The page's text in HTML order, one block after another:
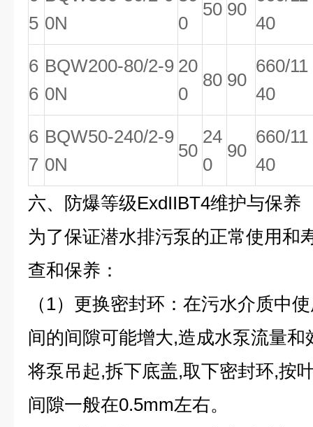
5 0N
0
50 90
40
6
6
BQW200-80/2-9
0N
20
0
80 90
660/11
40
6
7
BQW50-240/2-9
0N
50
24
0
90
660/11
40
六、 防爆等级ExdIIBT4维护与保养
为了保证潜水排污泵的正常使用和
查和保养：
（1）更换密封环：在污水介质中
间的间隙可能增大,造成水泵流量
将泵吊起,拆下底盖,取下密封环,按
间隙一般在0.5mm左右。